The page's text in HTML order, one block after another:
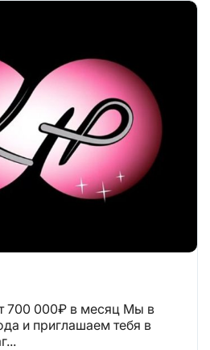
и приглашаем тебя в